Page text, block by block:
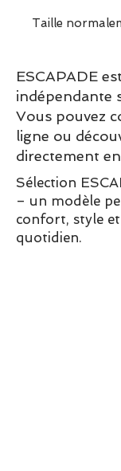
Taille
ESCAPADE
indépendante
Vous pouvez
ligne ou
directement
Sélection
– un modèle
confort, style et
quotidien.